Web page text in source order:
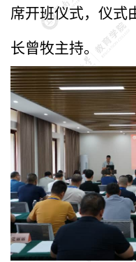
席开班仪式，仪式
长曾牧主持。